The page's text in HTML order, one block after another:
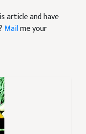
article and have
Mailme your